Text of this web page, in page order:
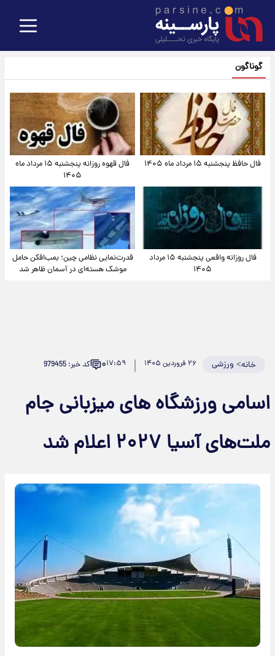
گوناگون
فال حافظ پنجشنبه ۱۵ مرداد ماه ۱۴۰۵
فال قهوه روزانه پنجشنبه ۱۵ مرداد ماه
۱۴۰۵
فال روزانه واقعی پنجشنبه ۱۵ مرداد
۱۴۰۵
قدرت‌نمایی نظامی چین؛ بمب‌افکن حامل
موشک هسته‌ای در آسمان ظاهر شد
خانه> ورزشی ۲۶ فروردین ۱۴۰۵ ۱۷:۵۹۰ کد خبر: 979455
اسامی ورزشگاه های میزبانی جام
ملت‌های آسیا ۲۰۲۷ اعلام شد